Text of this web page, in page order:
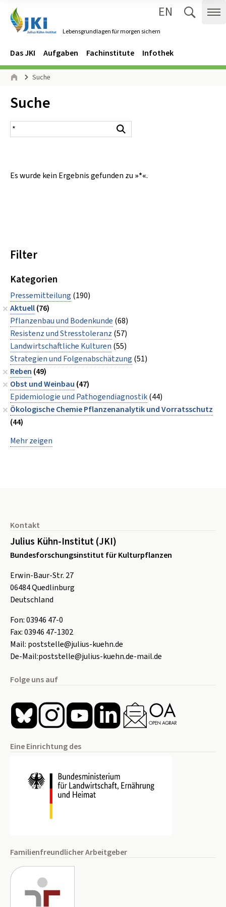
Lebensgrundlagen für morgen sichern
EN
Navigation
Hauptmenü
Das JKI Aufgaben Fachinstitute Infothek
Seitenpfad
Suche
Inhalt:
Suche
Suchergebnis
Es wurde kein Ergebnis gefunden zu »*«.
Filter
Kategorien
Pressemitteilung (190)
Aktuell(76)
Pflanzenbau und Bodenkunde (68)
Resistenz und Stresstoleranz (57)
Landwirtschaftliche Kulturen (55)
Strategien und Folgenabschätzung (51)
Reben (49)
Obst und Weinbau (47)
Epidemiologie und Pathogendiagnostik(44)
Ökologische Chemie Pflanzenanalytik und Vorratsschutz
(44)
Mehr zeigen
Kontakt
Julius Kühn-Institut (JKI)
Bundesforschungsinstitut für Kulturpflanzen
Erwin-Baur-Str. 27
06484Quedlinburg
Deutschland
Fon:03946 47-0
Fax:03946 47-1302
Mail: poststelle@julius-kuehn.de
De-Mail:poststelle@julius-kuehn.de-mail.de
Folge uns auf
Eine Einrichtung des
Familienfreundlicher Arbeitgeber